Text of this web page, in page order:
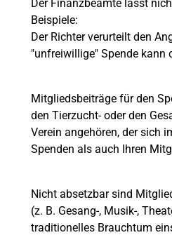
Der Finanzbeamte lässt
Beispiele:
Der Richter verurteilt den
"unfreiwillige" Spende kann
Mitgliedsbeiträge für den
den Tierzucht- oder den
Verein angehören, der sich
Spenden als auch Ihren
Nicht absetzbar sind
(z. B. Gesang-, Musik-,
traditionelles Brauchtum